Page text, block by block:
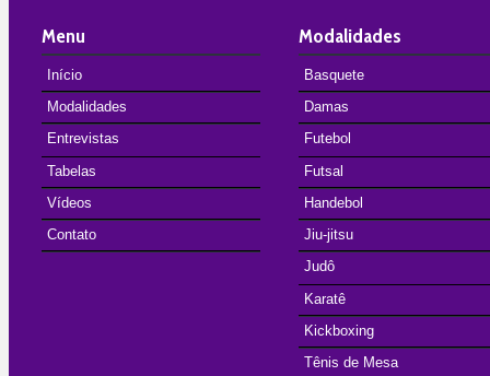
Menu
Início
Modalidades
Entrevistas
Tabelas
Vídeos
Contato
Modalidades
Basquete
Damas
Futebol
Futsal
Handebol
Jiu-jitsu
Judô
Karatê
Kickboxing
Tênis de Mesa